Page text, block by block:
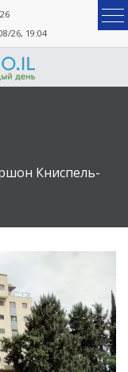
26, 19:04
Книспель-